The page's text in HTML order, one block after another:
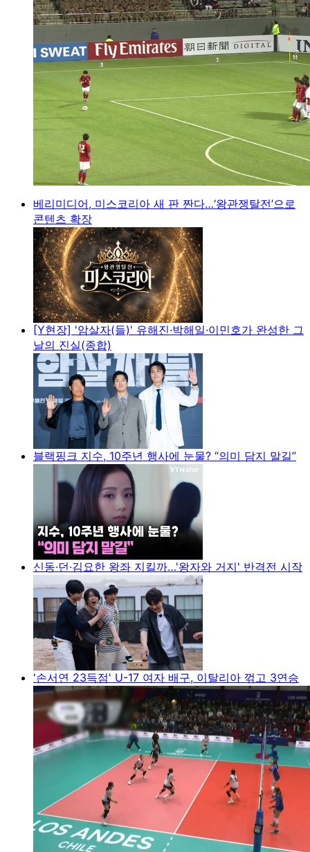
베리미디어, 미스코리아 새 판 짠다…‘왕관쟁탈전’으로
콘텐츠 확장
[Y현장] '암살자(들)' 유해진·박해일·이민호가 완성한 그
날의 진실(종합)
블랙핑크 지수, 10주년 행사에 눈물? “의미 담지 말길”
신동·던·김요한 왕좌 지킬까…'왕자와 거지' 반격전 시작
'손서연 23득점' U-17 여자 배구, 이탈리아 꺾고 3연승